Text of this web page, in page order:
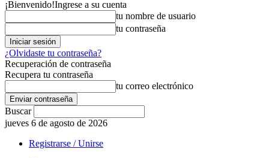
¡Bienvenido!Ingrese a su cuenta
tu nombre de usuario
tu contraseña
¿Olvidaste tu contraseña?
Recuperación de contraseña
Recupera tu contraseña
tu correo electrónico
Buscar
jueves 6 de agosto de 2026
Registrarse / Unirse